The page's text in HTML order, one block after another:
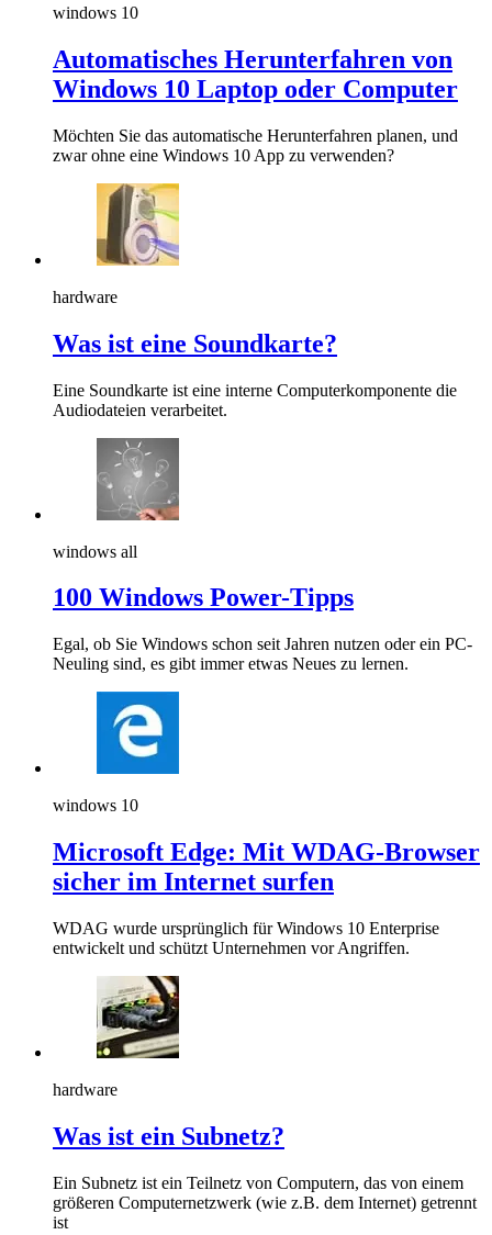
windows 10
Automatisches Herunterfahren von
Windows 10 Laptop oder Computer
Möchten Sie das automatische Herunterfahren planen, und
zwar ohne eine Windows 10 App zu verwenden?
hardware
Was ist eine Soundkarte?
Eine Soundkarte ist eine interne Computerkomponente die
Audiodateien verarbeitet.
windows all
100 Windows Power-Tipps
Egal, ob Sie Windows schon seit Jahren nutzen oder ein PC-
Neuling sind, es gibt immer etwas Neues zu lernen.
windows 10
Microsoft Edge: Mit WDAG-Browser
sicher im Internet surfen
WDAG wurde ursprünglich für Windows 10 Enterprise
entwickelt und schützt Unternehmen vor Angriffen.
hardware
Was ist ein Subnetz?
Ein Subnetz ist ein Teilnetz von Computern, das von einem
größeren Computernetzwerk (wie z.B. dem Internet) getrennt
ist